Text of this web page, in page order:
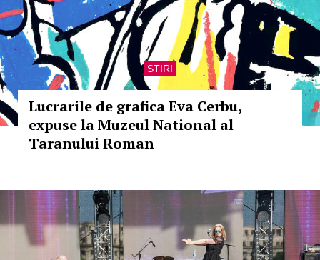
STIRI
Lucrarile de grafica Eva Cerbu,
expuse la Muzeul National al
Taranului Roman